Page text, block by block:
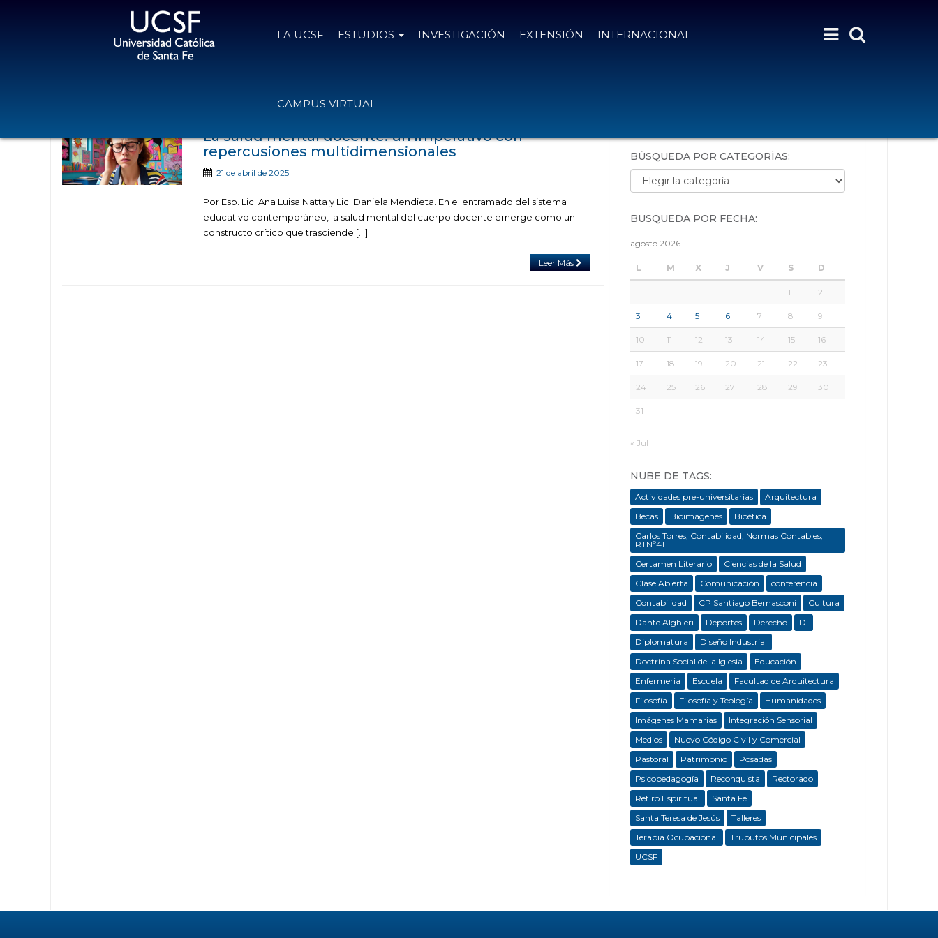
LA UCSF ESTUDIOS INVESTIGACIÓN EXTENSIÓN INTERNACIONAL
CAMPUS VIRTUAL
La salud mental docente: un imperativo con
repercusiones multidimensionales
21 de abril de 2025
Por Esp. Lic. Ana Luisa Natta y Lic. Daniela Mendieta. En el entramado del sistema
educativo contemporáneo, la salud mental del cuerpo docente emerge como un
constructo crítico que trasciende […]
Leer Más
BÚSQUEDA POR CATEGORÍAS:
Búsqueda por categorías:
BÚSQUEDA POR FECHA:
agosto 2026
L M X J V S D
1 2
3 4 5 6 7 8 9
10 11 12 13 14 15 16
17 18 19 20 21 22 23
24 25 26 27 28 29 30
31
« Jul
NUBE DE TAGS:
Actividades pre-universitarias
Arquitectura
Becas
Bioimágenes
Bioética
Carlos Torres; Contabilidad; Normas Contables;
RTNº41
Certamen Literario
Ciencias de la Salud
Clase Abierta
Comunicación
conferencia
Contabilidad
CP Santiago Bernasconi
Cultura
Dante Alghieri
Deportes Derecho
DI
Diplomatura
Diseño Industrial
Doctrina Social de la Iglesia
Educación
Enfermeria
Escuela
Facultad de Arquitectura
Filosofía
Filosofía y Teología
Humanidades
Imágenes Mamarias
Integración Sensorial
Medios
Nuevo Código Civil y Comercial
Pastoral
Patrimonio
Posadas
Psicopedagogía
Reconquista
Rectorado
Retiro Espiritual
Santa Fe
Santa Teresa de Jesús
Talleres
Terapia Ocupacional
Trubutos Municipales
UCSF